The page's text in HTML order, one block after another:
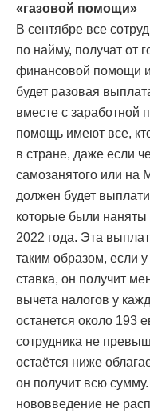
«газовой помощи»
В сентябре все
по найму, получат от
финансовой помощи
будет разовая
вместе с заработной
помощь имеют все,
в стране, даже если
самозанятого или на
должен будет
которые были наняты
2022 года. Эта
таким образом, если
ставка, он получит
вычета налогов у
останется около 193
сотрудника не
остаётся ниже
он получит всю
нововведение не